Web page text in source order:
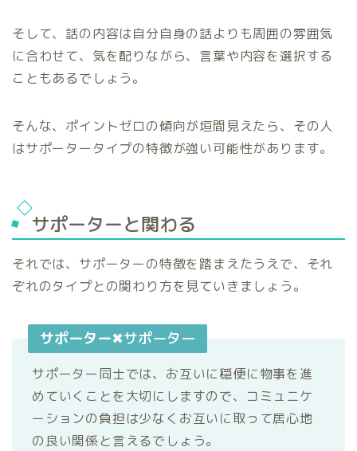
そして、話の内容は自分自身の話よりも周囲の雰囲気
に合わせて、気を配りながら、言葉や内容を選択する
こともあるでしょう。
そんな、ポイントゼロの傾向が垣間見えたら、その人
はサポータータイプの特徴が強い可能性があります。
サポーターと関わる
それでは、サポーターの特徴を踏まえたうえで、それ
ぞれのタイプとの関わり方を見ていきましょう。
サポーター✖サポーター
サポーター同士では、お互いに穏便に物事を進
めていくことを大切にしますので、コミュニケ
ーションの負担は少なくお互いに取って居心地
の良い関係と言えるでしょう。